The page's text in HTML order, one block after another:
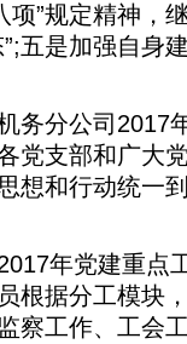
项”规定精神，
五是加强自身
分公司2017
党支部和广大
想和行动统一
年党建重点
根据分工模块
察工作、工会